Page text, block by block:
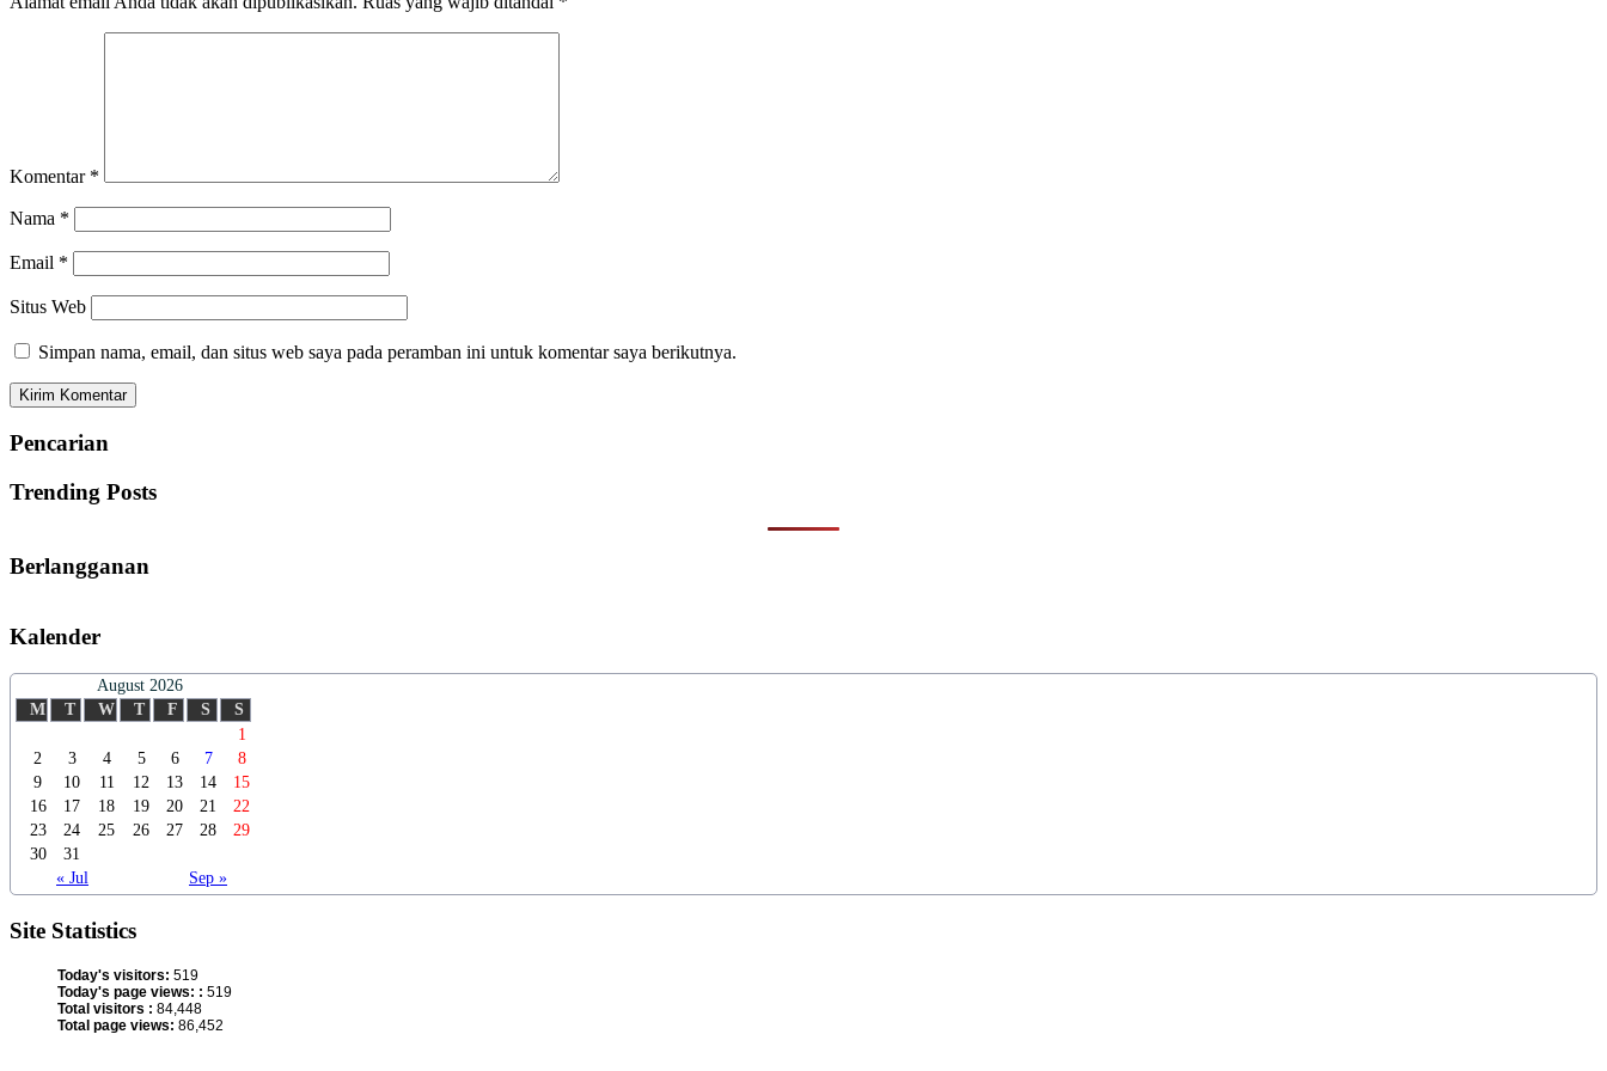
Komentar *
Nama *
Email *
Situs Web
Simpan nama, email, dan situs web saya pada peramban ini untuk komentar saya berikutnya.
Pencarian
Trending Posts
Berlangganan
Kalender
August 2026
M
T W T F S S
« Jul Sep »
1
2
3 4 5 6 7
8
9
10 11 12 13 14
15
16
17 18 19 20 21
22
23
24 25 26 27 28
29
30
31
Site Statistics
Today's visitors: 519
Today's page views: : 519
Total visitors : 84,448
Total page views: 86,452